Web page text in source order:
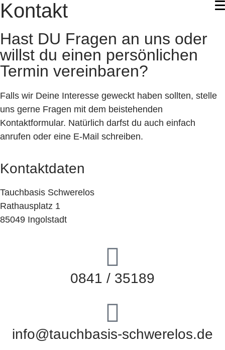
Kontakt
Hast DU Fragen an uns oder
willst du einen persönlichen
Termin vereinbaren?
Falls wir Deine Interesse geweckt haben sollten, stelle
uns gerne Fragen mit dem beistehenden
Kontaktformular. Natürlich darfst du auch einfach
anrufen oder eine E-Mail schreiben.
Kontaktdaten
Tauchbasis Schwerelos
Rathausplatz 1
85049 Ingolstadt
0841 / 35189
info@tauchbasis-schwerelos.de